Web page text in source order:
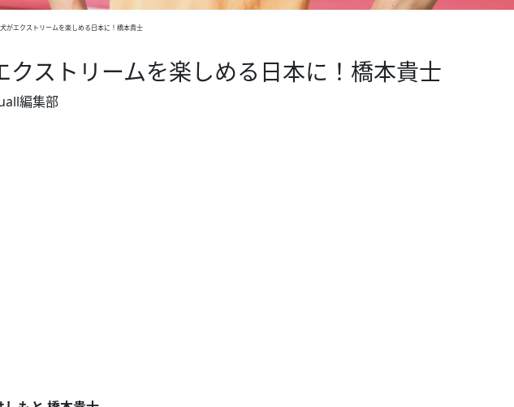
がエクストリームを楽しめる日本に！橋本貴士
クストリームを楽しめる日本に！橋本貴士
編集部